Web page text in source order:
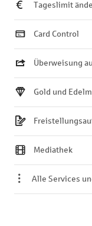
Tageslimit
Card Control
Überweisung
Gold und
Mediathek
Alle Services